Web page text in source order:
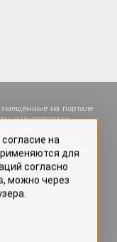
на портале
авторами
на портале
согласия редакции
можно задать
для
можно через